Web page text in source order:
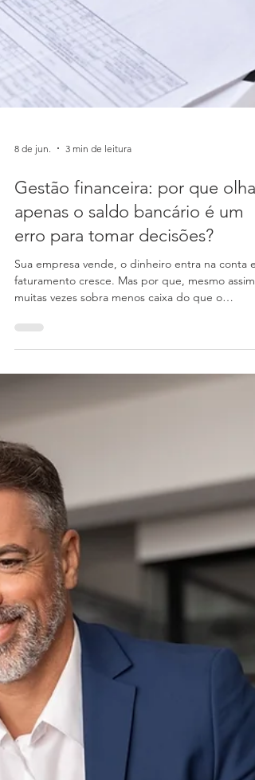
8 de jun. 3 min de leitura
Gestão financeira: por que olhar
apenas o saldo bancário é um
erro para tomar decisões?
Sua empresa vende, o dinheiro entra na conta e
faturamento cresce. Mas por que, mesmo assim,
esperado no final do mês? Essa situação é mais
comum do que parece e, na maioria das vezes,
acontece porque o saldo bancário não mostra
sozinho a realidade financeira da empresa. Na
prática, olhar apenas o dinheiro disponível na
conta pode levar a decisões que comprometem
margem, previsibilidade e crescimento. Por isso,
uma gestão financeira m